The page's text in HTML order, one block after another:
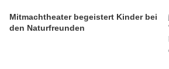
Mitmachtheater begeistert Kinder bei
den Naturfreunden